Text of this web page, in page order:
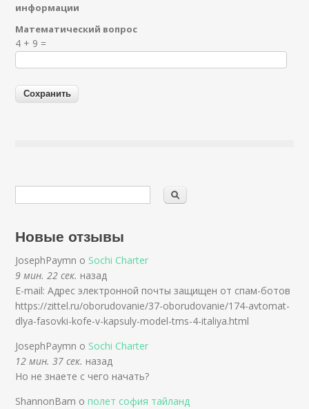
информации
Я спамер
Математический вопрос
4 + 9 =
Новые отзывы
JosephPaymn о Sochi Charter
9 мин. 22 сек. назад
E-mail: Адрес электронной почты защищен от спам-ботов
https://zittel.ru/oborudovanie/37-oborudovanie/174-avtomat-
dlya-fasovki-kofe-v-kapsuly-model-tms-4-italiya.html
JosephPaymn о Sochi Charter
12 мин. 37 сек. назад
Но не знаете с чего начать?
ShannonBam ополет софия тайланд